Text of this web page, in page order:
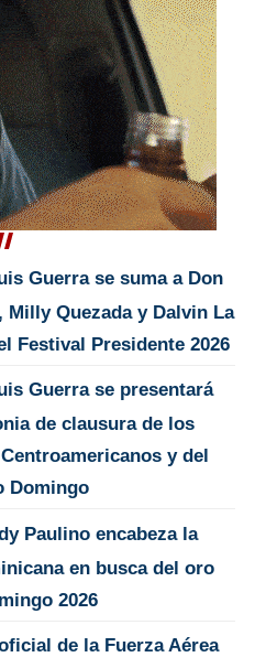
Guerra se suma a Don
Milly Quezada y Dalvin La
Festival Presidente 2026
Guerra se presentará
de clausura de los
y del
Domingo
Paulino encabeza la
en busca del oro
2026
de la Fuerza Aérea